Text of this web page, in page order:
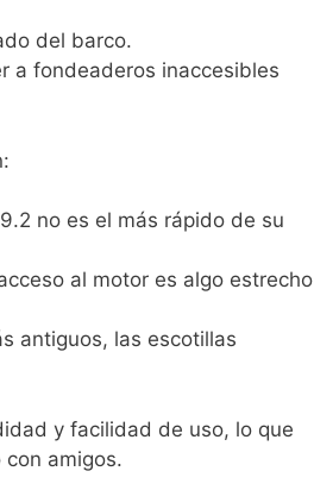
del barco.
a fondeaderos inaccesibles
no es el más rápido de su
al motor es algo estrecho
antiguos, las escotillas
y facilidad de uso, lo que
amigos.